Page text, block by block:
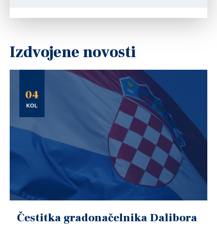
Izdvojene novosti
04
KOL
Čestitka gradonačelnika Dalibora